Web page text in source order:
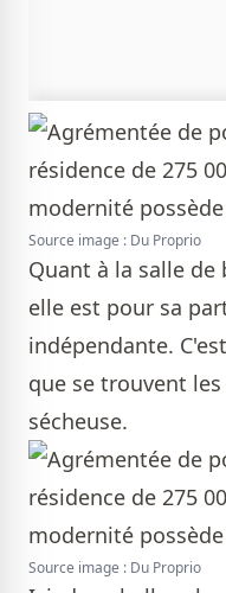
Source image : Du Proprio
Quant à la salle de
elle est pour sa
indépendante.
que se trouvent
sécheuse.
Source image : Du Proprio